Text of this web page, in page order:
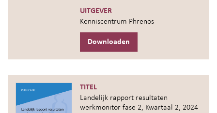
UITGEVER
Kenniscentrum Phrenos
Downloaden
TITEL
Landelijk rapport resultaten
werkmonitor fase 2, Kwartaal 2, 2024